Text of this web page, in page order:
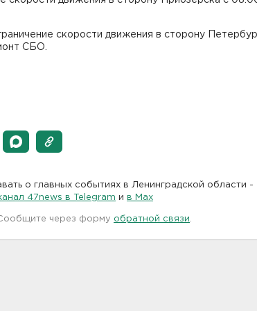
скорости движения в сторону
СБО.
о главных событиях в Ленинградской области -
47news в Telegram и в Maх
через форму обратной связи